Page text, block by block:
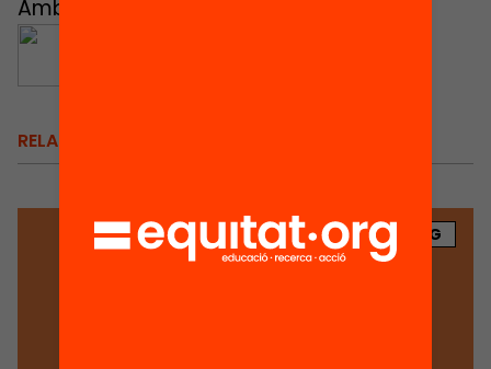
Amb el suport de:
RELACIONATS
BLOG